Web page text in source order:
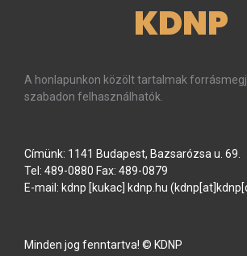
KDNP
A honlapunkon közölt tartalmak
szabadon felhasználhatók.
Címünk: 1141 Budapest, Bazsarózsa u. 69.
Tel: 489-0880 Fax: 489-0879
E-mail: kdnp [kukac] kdnp.hu
Minden jog fenntartva! © KDNP